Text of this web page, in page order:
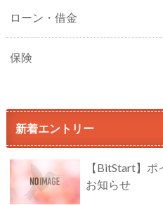
ローン・借金
保険
新着エントリー
【BitStart】
お知らせ